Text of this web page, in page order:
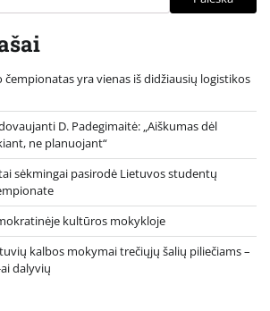
yra vienas iš didžiausių logistikos
D. Padegimaitė: „Aiškumas dėl
ne planuojant“
sėkmingai pasirodė Lietuvos studentų
kultūros mokykloje
kalbos mokymai trečiųjų šalių piliečiams –
dalyvių